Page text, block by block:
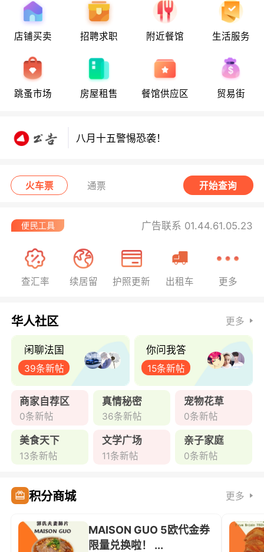
店铺买卖 招聘求职 附近餐馆 生活服务
跳蚤市场 房屋租售 餐馆供应区 贸易街
八月十五警惕恐袭！
八月十五警惕恐袭！
火车票 通票 开始查询
广告联系 01.44.61.05.23
查汇率 续居留 护照更新 出租车 更多
华人社区 更多
闲聊法国
39条新帖
你问我答
15条新帖
商家自荐区
0条新帖
真情秘密
36条新帖
宠物花草
0条新帖
美食天下
13条新帖
文学广场
11条新帖
亲子家庭
0条新帖
积分商城 更多
MAISON GUO 5欧代金券
限量兑换啦！ ...